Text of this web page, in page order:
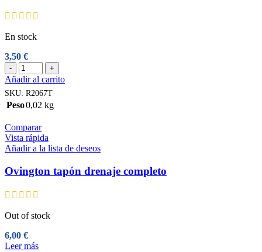
En stock
3,50 €
-
Ovington
tapón
cantidad
+
Añadir al carrito
SKU: R2067T
Peso0,02 kg
Comparar
Vista rápida
Añadir a la lista de deseos
Ovington tapón drenaje completo
Out of stock
6,00 €
Leer más